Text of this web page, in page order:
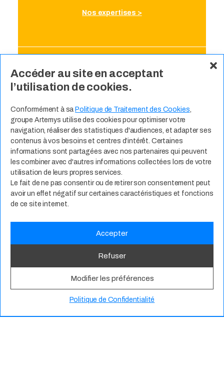
Accéder au site en acceptant
l’utilisation de cookies.
Conformément à sa Politique de Traitement des Cookies,
groupe Artemys utilise des cookies pour optimiser votre
navigation, réaliser des statistiques d'audiences, et adapter ses
contenus à vos besoins et centres d’intérêt. Certaines
informations sont partagées avec nos partenaires qui peuvent
les combiner avec d'autres informations collectées lors de votre
utilisation de leurs propres services.
Le fait de ne pas consentir ou de retirer son consentement peut
avoir un effet négatif sur certaines caractéristiques et fonctions
de ce site internet.
Accepter
Refuser
Modifier les préférences
Politique de Confidentialité
Nos expertises >
Cliquez pour accepter les cookies
marketing et activer ce contenu
Intégrateur de personnal
Développeur d’opportun